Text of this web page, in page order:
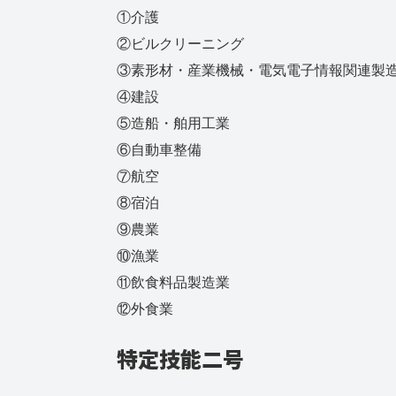
①介護
②ビルクリーニング
③素形材・産業機械・電気電子情報関連製
④建設
⑤造船・舶用工業
⑥自動車整備
⑦航空
⑧宿泊
⑨農業
⑩漁業
⑪飲食料品製造業
⑫外食業
特定技能二号